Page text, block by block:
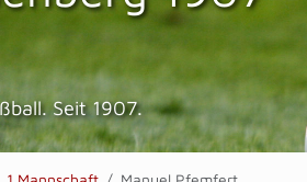
Seit 1907.